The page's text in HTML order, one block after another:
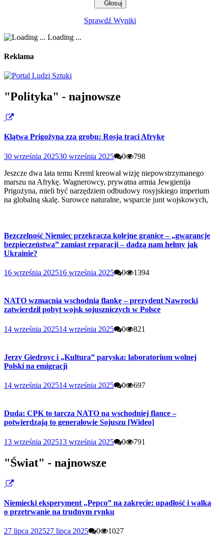
Sprawdź Wyniki
Loading ...
Reklama
"Polityka" - najnowsze
Klątwa Prigożyna zza grobu: Rosja traci Afrykę
30 września 202530 września 2025 0
798
Jeszcze dwa lata temu Kreml kreował wizję niepowstrzymanego
marszu na Afrykę. Wagnerowcy, prywatna armia Jewgienija
Prigożyna, mieli być narzędziem odbudowy rosyjskiego imperium
na globalną skalę. Surowce naturalne, wsparcie junt wojskowych,
Bezczelność Niemiec przekracza kolejne granice – „gwarancje
bezpieczeństwa” zamiast reparacji – dadzą nam hełmy jak
Ukrainie?
16 września 202516 września 2025 0 1394
NATO wzmacnia wschodnią flankę – prezydent Nawrocki
zatwierdził pobyt wojsk sojuszniczych w Polsce
14 września 202514 września 2025 0 821
Jerzy Giedroyc i „Kultura” paryska: laboratorium wolnej
Polski na emigracji
14 września 202514 września 2025 0 697
Duda: CPK to tarcza NATO na wschodniej flance –
potwierdzają to generałowie Sojuszu [Wideo]
13 września 202513 września 2025 0 791
"Świat" - najnowsze
Niemiecki eksperyment „Pepco” na zakręcie: upadłość i walka
o przetrwanie na trudnym rynku
27 lipca 202527 lipca 2025 0
1027